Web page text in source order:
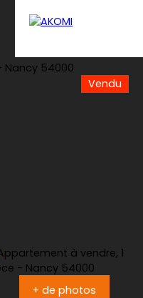
Vendu
+ de photos